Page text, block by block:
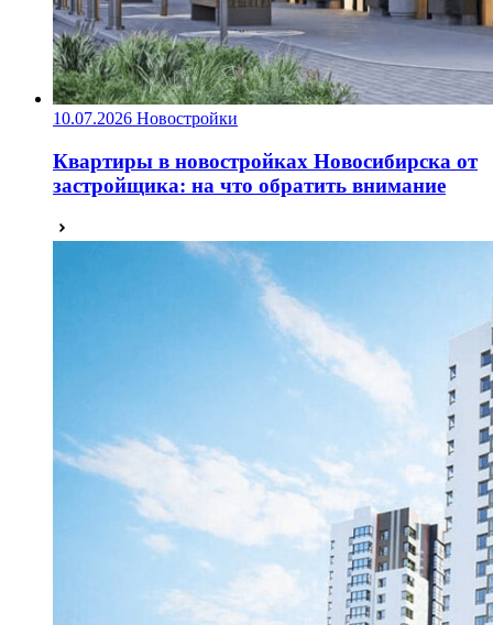
10.07.2026 Новостройки
Квартиры в новостройках Новосибирска от
застройщика: на что обратить внимание